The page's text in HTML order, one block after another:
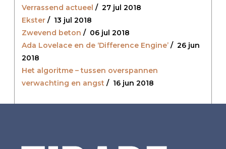
Verrassend actueel / 27 jul 2018
Ekster / 13 jul 2018
Zwevend beton / 06 jul 2018
Ada Lovelace en de ‘Difference Engine’ / 26 jun
2018
Het algoritme – tussen overspannen
verwachting en angst / 16 jun 2018